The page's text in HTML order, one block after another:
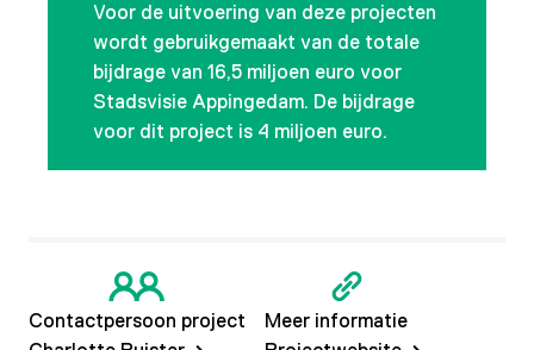
Voor de uitvoering van deze projecten
wordt gebruikgemaakt van de totale
bijdrage van 16,5 miljoen euro voor
Stadsvisie Appingedam. De bijdrage
voor dit project is 4 miljoen euro.
Contactpersoon project
Meer informatie